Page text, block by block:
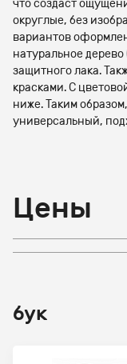
что создаст
округлые, без
вариантов
натуральное
защитного лака.
красками. С
ниже. Таким
универсальный,
Цены
бук